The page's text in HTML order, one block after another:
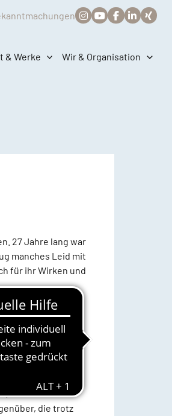
& Werke Wir & Organisation
27 Jahre lang war
manches Leid mit
für ihr Wirken und
Schweigen und
und tragische
sucht die
auszuhalten, was
dass ihr auch
die trotz